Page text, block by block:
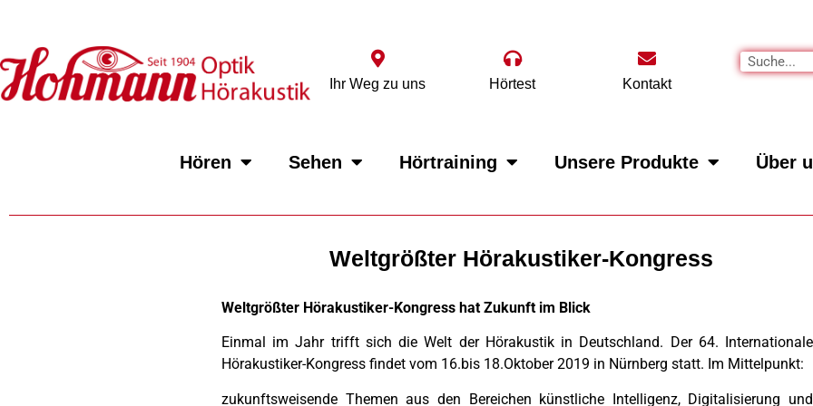
Ihr Weg zu uns Hörtest Kontakt
Hören Sehen Hörtraining Unsere Produkte Über
Weltgrößter Hörakustiker-Kongress
Weltgrößter Hörakustiker-Kongress hat Zukunft im Blick
Einmal im Jahr trifft sich die Welt der Hörakustik in Deutschland. Der 64. Internationale
Hörakustiker-Kongress findet vom 16.bis 18.Oktober 2019 in Nürnberg statt. Im Mittelpunkt:
zukunftsweisende Themen aus den Bereichen künstliche Intelligenz, Digitalisierung und